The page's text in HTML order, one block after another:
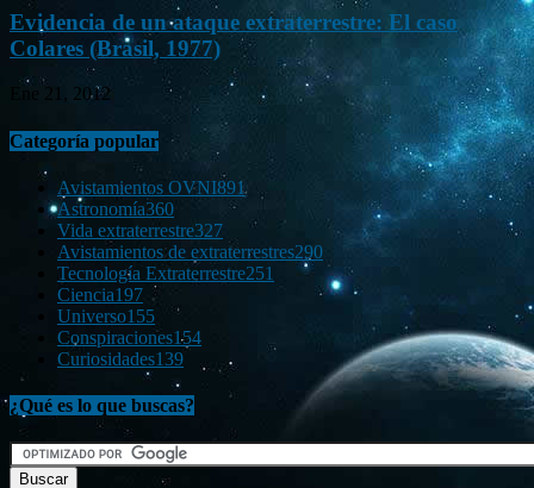
Evidencia de un ataque extraterrestre: El caso
Colares (Brasil, 1977)
Ene 21, 2012
Categoría popular
Avistamientos OVNI891
Astronomía360
Vida extraterrestre327
Avistamientos de extraterrestres290
Tecnología Extraterrestre251
Ciencia197
Universo155
Conspiraciones154
Curiosidades139
¿Qué es lo que buscas?